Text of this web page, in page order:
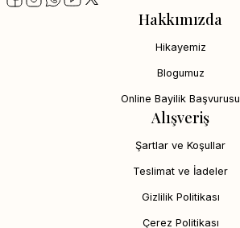
Hakkımızda
Hikayemiz
Blogumuz
Online Bayilik Başvurusu
Alışveriş
Şartlar ve Koşullar
Teslimat ve İadeler
Gizlilik Politikası
Çerez Politikası